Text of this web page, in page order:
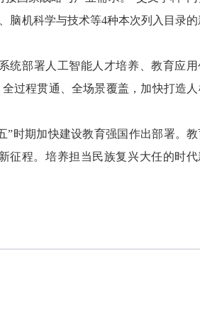
脑机科学与技术等4种本次列入目录的
部署人工智能人才培养、教育应用
过程贯通、全场景覆盖，加快打造
时期加快建设教育强国作出部署。教
征程。培养担当民族复兴大任的时代